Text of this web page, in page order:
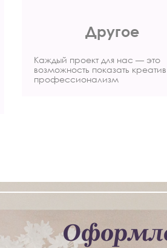
Другое
Каждый проект для нас — это
возможность показать
профессионализм